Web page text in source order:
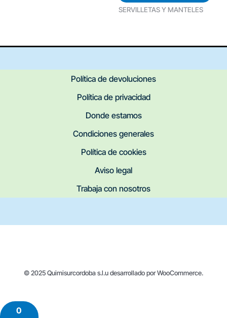
SERVILLETAS Y MANTELES
Política de devoluciones
Política de privacidad
Donde estamos
Condiciones generales
Política de cookies
Aviso legal
Trabaja con nosotros
© 2025 Quimisurcordoba s.l.u desarrollado por WooCommerce.
0